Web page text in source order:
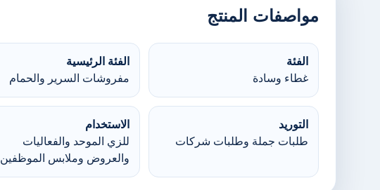
مواصفات المنتج
الفئة
غطاء وسادة
الفئة الرئيسية
مفروشات السرير والحمام
التوريد
طلبات جملة وطلبات شركات
الاستخدام
للزي الموحد والفعاليات
والعروض وملابس الموظفين